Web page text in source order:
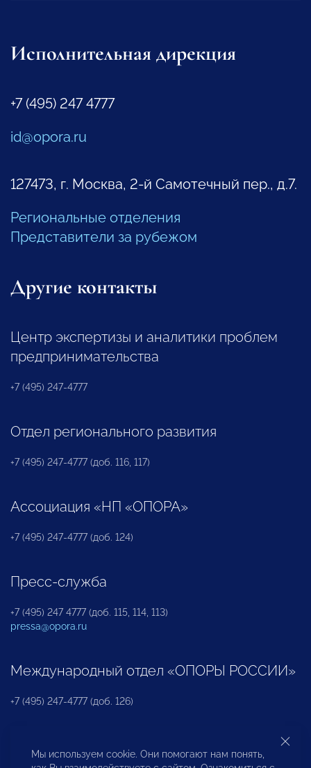
Исполнительная дирекция
+7 (495) 247 4777
id@opora.ru
127473, г. Москва, 2-й Самотечный пер., д.7.
Региональные отделения
Представители за рубежом
Другие контакты
Центр экспертизы и аналитики проблем
предпринимательства
+7 (495) 247-4777
Отдел регионального развития
+7 (495) 247-4777 (доб. 116, 117)
Ассоциация «НП «ОПОРА»
+7 (495) 247-4777 (доб. 124)
Пресс-служба
+7 (495) 247 4777 (доб. 115, 114, 113)
pressa@opora.ru
Международный отдел «ОПОРЫ РОССИИ»
+7 (495) 247-4777 (доб. 126)
Бюро по защите прав предпринимателей и
Мы используем cookie. Они помогают нам понять,